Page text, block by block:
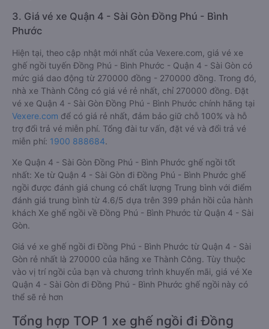
3. Giá vé xe Quận 4 - Sài Gòn Đồng Phú - Bình
Phước
Hiện tại, theo cập nhật mới nhất của Vexere.com, giá vé xe
ghế ngồi tuyến Đồng Phú - Bình Phước - Quận 4 - Sài Gòn có
mức giá dao động từ 270000 đồng - 270000 đồng. Trong đó,
nhà xe Thành Công có giá vé rẻ nhất, chỉ 270000 đồng. Đặt
vé xe Quận 4 - Sài Gòn Đồng Phú - Bình Phước chính hãng tại
Vexere.com để có giá rẻ nhất, đảm bảo giữ chỗ 100% và hỗ
trợ đổi trả vé miễn phí. Tổng đài tư vấn, đặt vé và đổi trả vé
miễn phí: 1900 888684.
Xe Quận 4 - Sài Gòn Đồng Phú - Bình Phước ghế ngồi tốt
nhất: Xe từ Quận 4 - Sài Gòn đi Đồng Phú - Bình Phước ghế
ngồi được đánh giá chung có chất lượng Trung bình với điểm
đánh giá trung bình từ 4.6/5 dựa trên 399 phản hồi của hành
khách Xe ghế ngồi về Đồng Phú - Bình Phước từ Quận 4 - Sài
Gòn.
Giá vé xe ghế ngồi đi Đồng Phú - Bình Phước từ Quận 4 - Sài
Gòn rẻ nhất là 270000 của hãng xe Thành Công. Tùy thuộc
vào vị trí ngồi của bạn và chương trình khuyến mãi, giá vé Xe
Quận 4 - Sài Gòn đi Đồng Phú - Bình Phước ghế ngồi này có
thể sẽ rẻ hơn
Tổng hợp TOP 1 xe ghế ngồi đi Đồng